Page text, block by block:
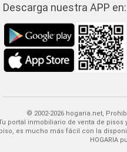
Descarga nuestra APP en:
© 2002-2026 hogaria.net,
Encontrar tu casa o
es mucho más fácil con la
HOGARIA